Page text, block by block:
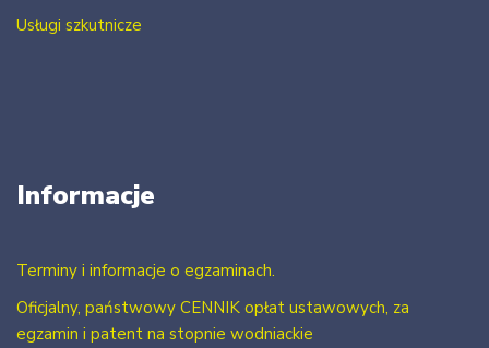
Usługi szkutnicze
Informacje
Terminy i informacje o egzaminach.
Oficjalny, państwowy CENNIK opłat ustawowych, za
egzamin i patent na stopnie wodniackie